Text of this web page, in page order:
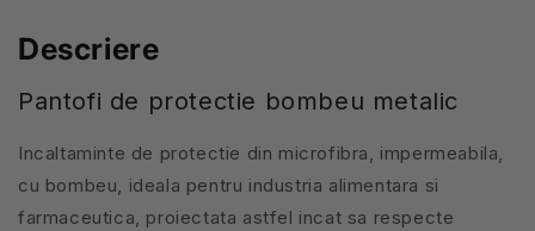
Descriere
Pantofi de protectie bombeu metalic
Incaltaminte de protectie din microfibra, impermeabila,
cu bombeu, ideala pentru industria alimentara si
farmaceutica, proiectata astfel incat sa respecte